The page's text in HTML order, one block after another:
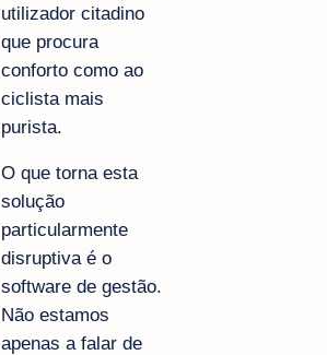
utilizador citadino
que procura
conforto como ao
ciclista mais
purista.
O que torna esta
solução
particularmente
disruptiva é o
software de gestão.
Não estamos
apenas a falar de